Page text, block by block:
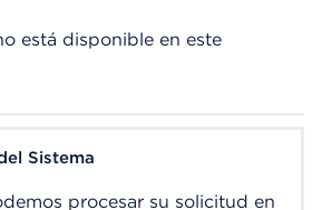
está disponible en este
Sistema
procesar su solicitud en